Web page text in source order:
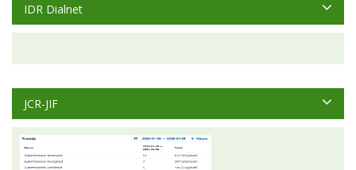
IDR Dialnet
JCR-JIF